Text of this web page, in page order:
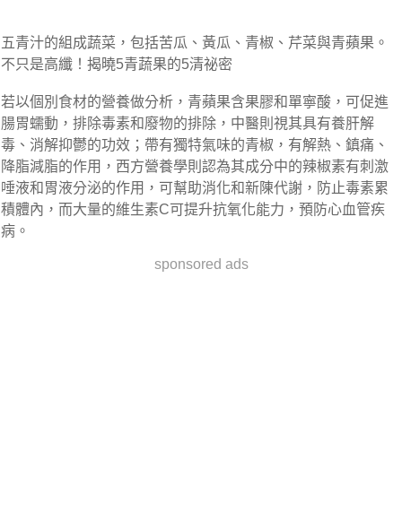
五青汁的組成蔬菜，包括苦瓜、黃瓜、青椒、芹菜與青蘋果。
不只是高纖！揭曉5青蔬果的5清祕密
若以個別食材的營養做分析，青蘋果含果膠和單寧酸，可促進
腸胃蠕動，排除毒素和廢物的排除，中醫則視其具有養肝解
毒、消解抑鬱的功效；帶有獨特氣味的青椒，有解熱、鎮痛、
降脂減脂的作用，西方營養學則認為其成分中的辣椒素有刺激
唾液和胃液分泌的作用，可幫助消化和新陳代謝，防止毒素累
積體內，而大量的維生素C可提升抗氧化能力，預防心血管疾
病。
sponsored ads